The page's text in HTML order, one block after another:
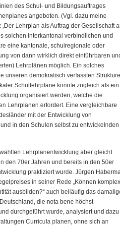
des Schul- und Bildungsauftrages
angeboten. (Vgl. dazu meine
Lehrplan als Auftrag der Gesellschaft
solchen interkantonal verbindlichen und
eine kantonale, schulregionale oder
von dann wirklich direkt einführbaren
Lehrplänen möglich. Ein solches
unseren demokratisch verfassten
Schullehrpläne könnte zugleich als ein
organisiert werden, welche die
Lehrplänen erfordert. Eine vergleichbare
mit der Entwicklung von
in den Schulen selbst zu entwickelnden
Lehrplanentwicklung aber gleicht
den 70er Jahren und bereits in den 50er
praktiziert wurde. Jürgen
in seiner Rede „Können
ausbilden?“ auch beiläufig das
die nota bene höchst
durchgeführt wurde, analysiert und dazu
Curricula planen, ohne sich an